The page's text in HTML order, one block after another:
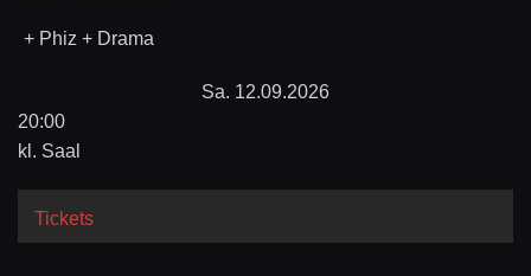
+ Phiz + Drama
Sa. 12.09.2026
20:00
kl. Saal
Tickets